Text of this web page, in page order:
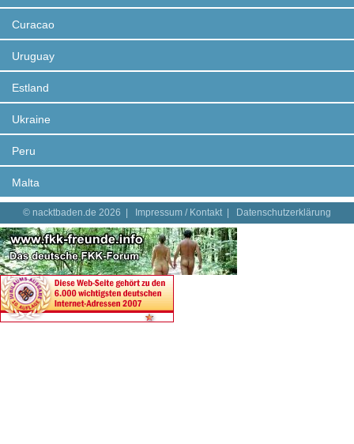
Curacao
Uruguay
Estland
Ukraine
Peru
Malta
© nacktbaden.de 2026 | Impressum / Kontakt| Datenschutzerklärung